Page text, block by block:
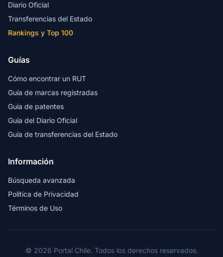
Diario Oficial
Transferencias del Estado
Rankings y Top 100
Guías
Cómo encontrar un RUT
Guía de marcas registradas
Guía de patentes
Guía del Diario Oficial
Guía de transferencias del Estado
Información
Búsqueda avanzada
Política de Privacidad
Términos de Uso
© 2026 Portal Chile. Todos los derechos reservados.